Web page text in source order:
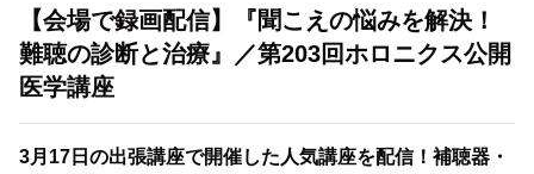
【会場で録画配信】『聞こえの悩みを解決！
難聴の診断と治療』／第203回ホロニクス公開
医学講座
3月17日の出張講座で開催した人気講座を配信！補聴器・